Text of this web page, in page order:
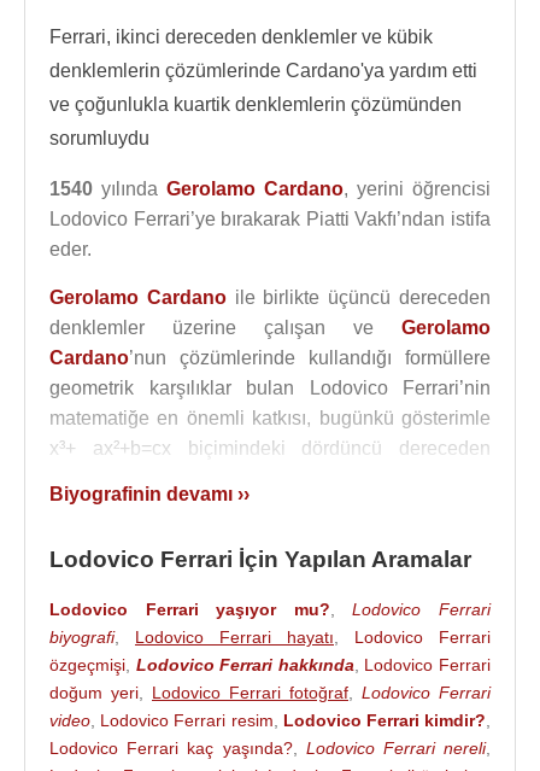
Ferrari, ikinci dereceden denklemler ve kübik
denklemlerin çözümlerinde Cardano'ya yardım etti
ve çoğunlukla kuartik denklemlerin çözümünden
sorumluydu
1540 yılında Gerolamo Cardano, yerini öğrencisi
Lodovico Ferrari’ye bırakarak Piatti Vakfı’ndan istifa
eder.
Gerolamo Cardanoile birlikte üçüncü dereceden
denklemler üzerine çalışan ve Gerolamo
Cardano’nun çözümlerinde kullandığı formüllere
geometrik karşılıklar bulan Lodovico Ferrari’nin
matematiğe en önemli katkısı, bugünkü gösterimle
x³+ ax²+b=cx biçimindeki dördüncü dereceden
dereceden denklemlere indirgemeye dayanan
Cardano
’nun 1545 yılında yayımladığı Ars Magna
(büyük sanat) adlı ünlü kitabında yer aldı.
Ars Magna (büyük sanat) adlı kitabıGerolamo
Cardano’yu savunan Lodovico Ferrari ile
matematikçiNiccolo Tartagliaarasında uzun yıllar
Biyografinin devamı ››
Lodovico Ferrari İçin Yapılan Aramalar
Lodovico Ferrari yaşıyor mu? ,Lodovico Ferrari
biyografi, Lodovico Ferrari hayatı
Lodovico Ferrari
özgeçmişi Lodovico Ferrari hakkında
Lodovico Ferrari
doğum yeri
Lodovico Ferrari fotoğraf
Lodovico Ferrari
video Lodovico Ferrari resim Lodovico Ferrari kimdir?
Lodovico Ferrari kaç yaşında?, Lodovico Ferrari nereli,